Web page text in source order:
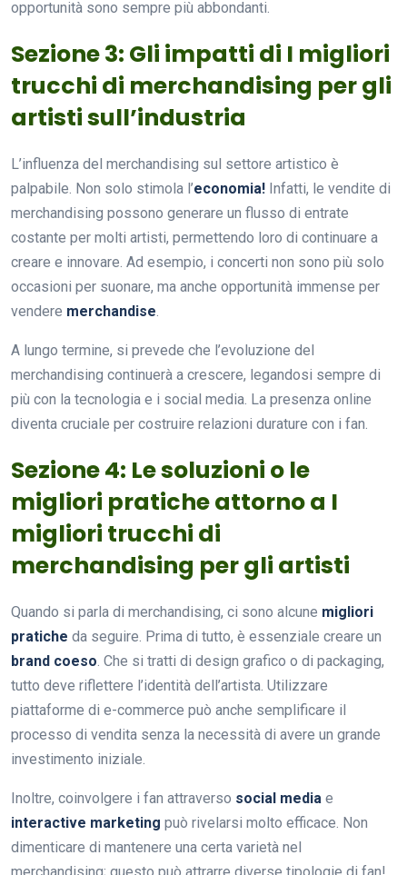
opportunità sono sempre più abbondanti.
Sezione 3: Gli impatti di I migliori
trucchi di merchandising per gli
artisti sull’industria
L’influenza del merchandising sul settore artistico è
palpabile. Non solo stimola l’economia! Infatti, le vendite di
merchandising possono generare un flusso di entrate
costante per molti artisti, permettendo loro di continuare a
creare e innovare. Ad esempio, i concerti non sono più solo
occasioni per suonare, ma anche opportunità immense per
vendere merchandise.
A lungo termine, si prevede che l’evoluzione del
merchandising continuerà a crescere, legandosi sempre di
più con la tecnologia e i social media. La presenza online
diventa cruciale per costruire relazioni durature con i fan.
Sezione 4: Le soluzioni o le
migliori pratiche attorno a I
migliori trucchi di
merchandising per gli artisti
Quando si parla di merchandising, ci sono alcune migliori
pratiche da seguire. Prima di tutto, è essenziale creare un
brand coeso. Che si tratti di design grafico o di packaging,
tutto deve riflettere l’identità dell’artista. Utilizzare
piattaforme di e-commerce può anche semplificare il
processo di vendita senza la necessità di avere un grande
investimento iniziale.
Inoltre, coinvolgere i fan attraverso social media e
interactive marketing può rivelarsi molto efficace. Non
dimenticare di mantenere una certa varietà nel